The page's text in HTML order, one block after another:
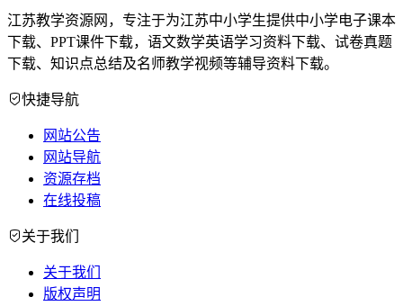
江苏教学资源网，专注于为江苏中小学生提供中小学电子课本
下载、PPT课件下载，语文数学英语学习资料下载、试卷真题
下载、知识点总结及名师教学视频等辅导资料下载。
快捷导航
网站公告
网站导航
资源存档
在线投稿
关于我们
关于我们
版权声明